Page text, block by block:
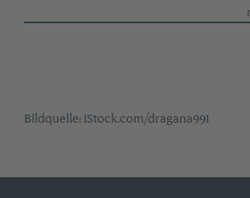
Bildquelle: iStock.com/dragana991